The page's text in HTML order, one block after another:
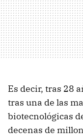
Es decir, tras 28
tras una de las
biotecnológicas
decenas de